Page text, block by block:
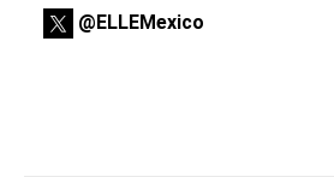
@ELLEMexico